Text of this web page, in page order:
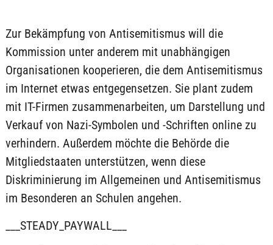
Zur Bekämpfung von Antisemitismus will die
Kommission unter anderem mit unabhängigen
Organisationen kooperieren, die dem Antisemitismus
im Internet etwas entgegensetzen. Sie plant zudem
mit IT-Firmen zusammenarbeiten, um Darstellung und
Verkauf von Nazi-Symbolen und -Schriften online zu
verhindern. Außerdem möchte die Behörde die
Mitgliedstaaten unterstützen, wenn diese
Diskriminierung im Allgemeinen und Antisemitismus
im Besonderen an Schulen angehen.
___STEADY_PAYWALL___